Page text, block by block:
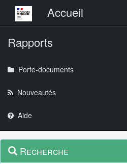
Menu principalAccueil
Rapports
Porte-documents
Nouveautés
Aide
Navigation
Menu
contextuel
Recherche